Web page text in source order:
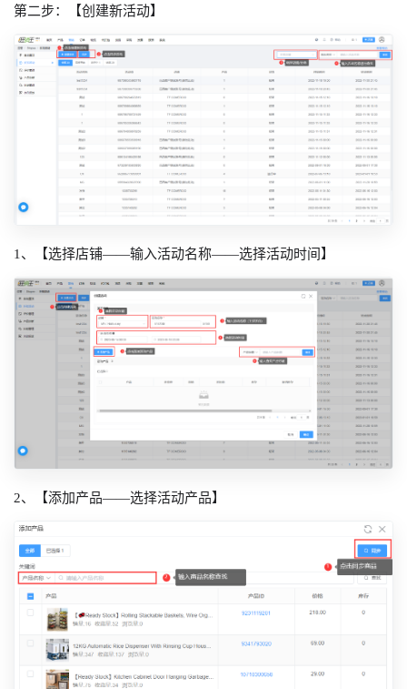
第二步：【创建新活动】
1、【选择店铺——输入活动名称——选择活动时间】
2、【添加产品——选择活动产品】